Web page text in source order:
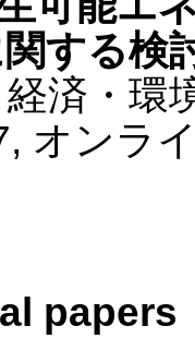
する検
済・環
, オンラ
papers